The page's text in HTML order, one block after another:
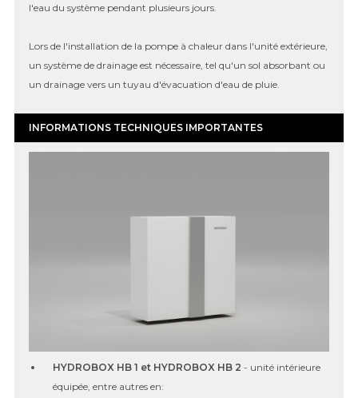
l'eau du système pendant plusieurs jours.
Lors de l'installation de la pompe à chaleur dans l'unité extérieure,
un système de drainage est nécessaire, tel qu'un sol absorbant ou
un drainage vers un tuyau d'évacuation d'eau de pluie.
INFORMATIONS TECHNIQUES IMPORTANTES
HYDROBOX HB 1 et HYDROBOX HB 2 - unité intérieure
équipée, entre autres en: